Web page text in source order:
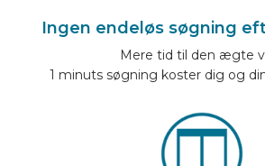
Ingen endeløs søgning
Mere tid til den ægte
1 minuts søgning koster dig og